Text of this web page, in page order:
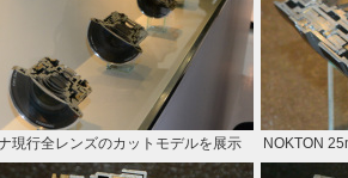
現行全レンズのカットモデルを展示 NOKTON